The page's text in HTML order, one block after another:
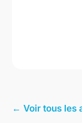
← Voir tous les